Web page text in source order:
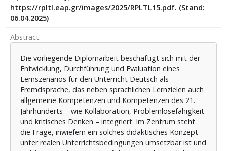
https://rpltl.eap.gr/images/2025/RPLTL15.pdf. (Stand:
06.04.2025)
Abstract
Die vorliegende Diplomarbeit beschäftigt sich mit der
Entwicklung, Durchführung und Evaluation eines
Lernszenarios für den Unterricht Deutsch als
Fremdsprache, das neben sprachlichen Lernzielen auch
allgemeine Kompetenzen und Kompetenzen des 21.
Jahrhunderts – wie Kollaboration, Problemlösefähigkeit
und kritisches Denken – integriert. Im Zentrum steht
die Frage, inwiefern ein solches didaktisches Konzept
unter realen Unterrichtsbedingungen umsetzbar ist und